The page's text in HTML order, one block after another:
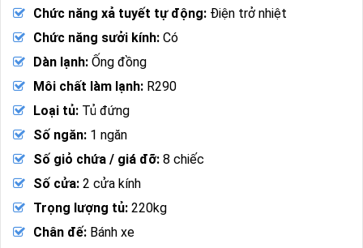
Chức năng xả tuyết tự động: Điện trở nhiệt
Chức năng sưởi kính: Có
Dàn lạnh: Ống đồng
Môi chất làm lạnh: R290
Loại tủ: Tủ đứng
Số ngăn: 1 ngăn
Số giỏ chứa / giá đỡ: 8 chiếc
Số cửa: 2 cửa kính
Trọng lượng tủ: 220kg
Chân đế: Bánh xe